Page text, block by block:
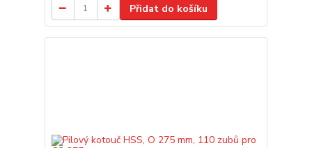
Přidat do košíku